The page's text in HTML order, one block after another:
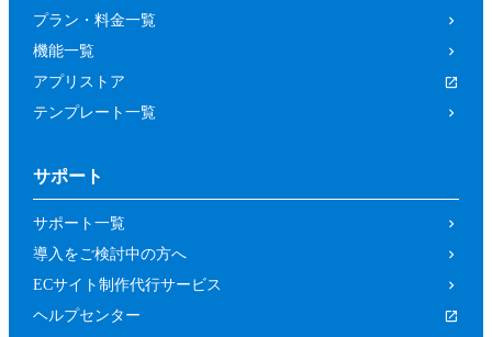
プラン・料金一覧
機能一覧
アプリストア
テンプレート一覧
サポート
サポート一覧
導入をご検討中の方へ
ECサイト制作代行サービス
ヘルプセンター